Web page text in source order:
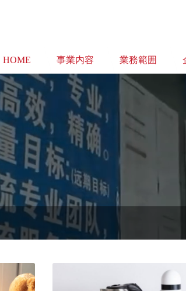
HOME 事業内容 業務範囲